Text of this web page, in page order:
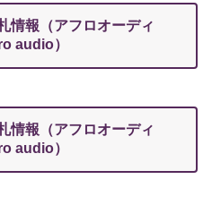
情報（アフロオーディ
audio）
情報（アフロオーディ
audio）